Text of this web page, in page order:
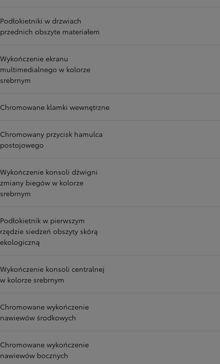
Podłokietniki w drzwiach
przednich obszyte materiałem
Wykończenie ekranu
multimedialnego w kolorze
srebrnym
Chromowane klamki wewnętrzne
Chromowany przycisk hamulca
postojowego
Wykończenie konsoli dźwigni
zmiany biegów w kolorze
srebrnym
Podłokietnik w pierwszym
rzędzie siedzeń obszyty skórą
ekologiczną
Wykończenie konsoli centralnej
w kolorze srebrnym
Chromowane wykończenie
nawiewów środkowych
Chromowane wykończenie
nawiewów bocznych